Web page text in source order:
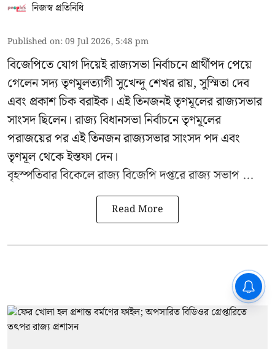
নিজস্ব প্রতিনিধি
Published on:09 Jul 2026, 5:48 pm
বিজেপিতে যোগ দিয়েই রাজ্যসভা নির্বাচনে প্রার্থীপদ পেয়ে
গেলেন সদ্য তৃণমূলত্যাগী সুখেন্দু শেখর রায়, সুস্মিতা দেব
এবং প্রকাশ চিক বরাইক। এই তিনজনই তৃণমূলের রাজ্যসভার
সাংসদ ছিলেন। রাজ্য বিধানসভা নির্বাচনে তৃণমূলের
পরাজয়ের পর এই তিনজন রাজ্যসভার সাংসদ পদ এবং
তৃণমূল থেকে ইস্তফা দেন।
বৃহস্পতিবার বিকেলে রাজ্য বিজেপি দপ্তরেরাজ্য সভাপ ...
Read More